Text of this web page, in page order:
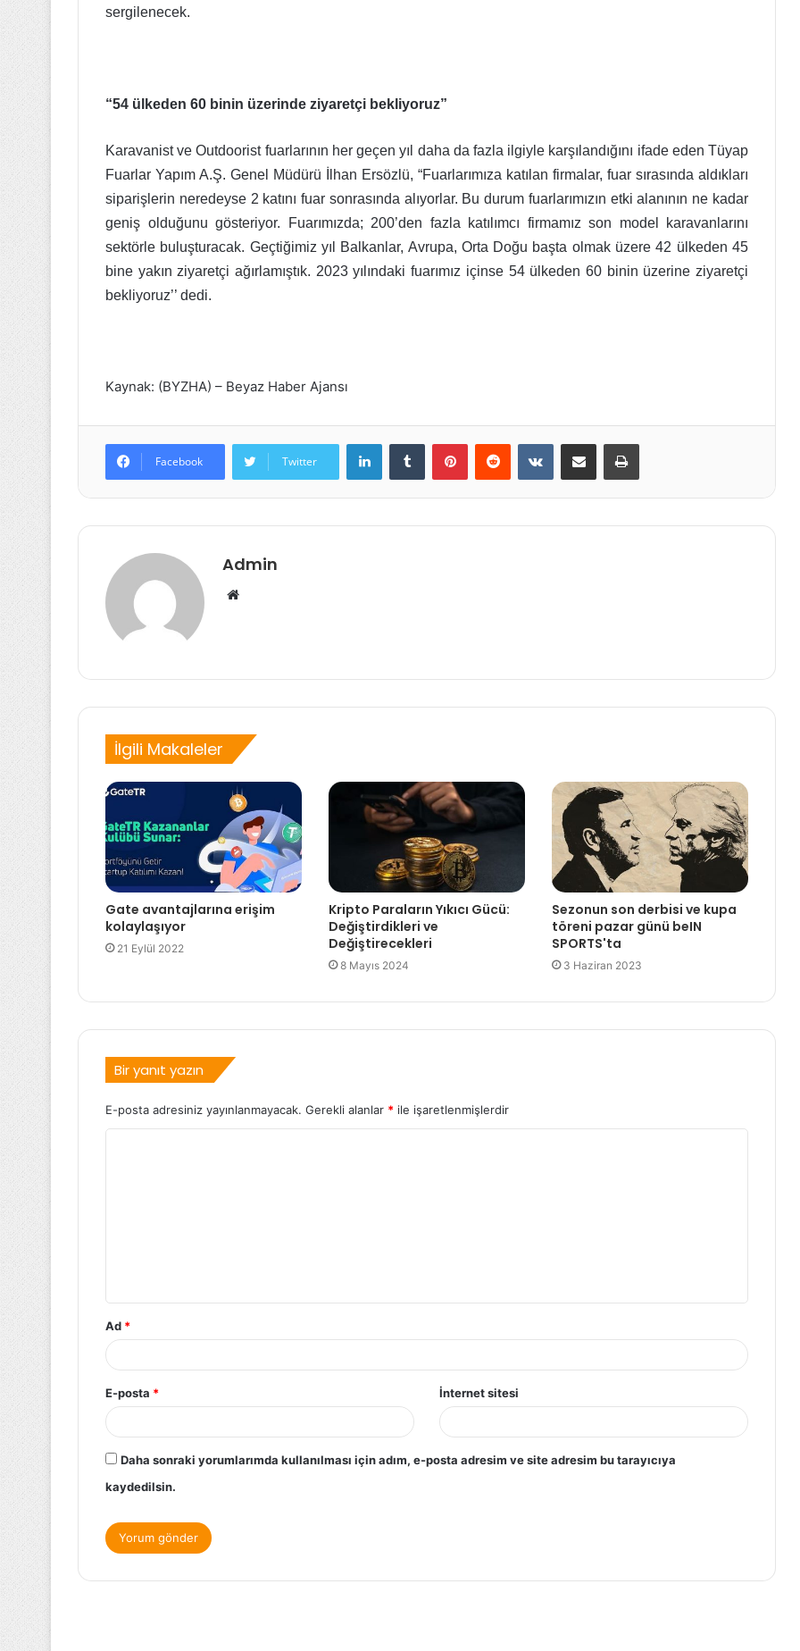
sergilenecek.
“54 ülkeden 60 binin üzerinde ziyaretçi bekliyoruz”
Karavanist ve Outdoorist fuarlarının her geçen yıl daha da fazla ilgiyle karşılandığını ifade eden Tüyap
Fuarlar Yapım A.Ş. Genel Müdürü İlhan Ersözlü, “Fuarlarımıza katılan firmalar, fuar sırasında aldıkları
siparişlerin neredeyse 2 katını fuar sonrasında alıyorlar. Bu durum fuarlarımızın etki alanının ne kadar
geniş olduğunu gösteriyor. Fuarımızda; 200’den fazla katılımcı firmamız son model karavanlarını
sektörle buluşturacak. Geçtiğimiz yıl Balkanlar, Avrupa, Orta Doğu başta olmak üzere 42 ülkeden 45
bine yakın ziyaretçi ağırlamıştık. 2023 yılındaki fuarımız içinse 54 ülkeden 60 binin üzerine ziyaretçi
bekliyoruz’’ dedi.
Kaynak: (BYZHA) – Beyaz Haber Ajansı
Facebook Twitter
LinkedInTumblr PinterestReddit VKontakteE-Posta ile paylaş Yazdır
Admin
Web
İlgili Makaleler
Gate avantajlarına erişim
kolaylaşıyor
21 Eylül 2022
Kripto Paraların Yıkıcı Gücü:
Değiştirdikleri ve
Değiştirecekleri
8 Mayıs 2024
Sezonun son derbisi ve kupa
töreni pazar günü beIN
SPORTS'ta
3 Haziran 2023
Bir yanıt yazın
E-posta adresiniz yayınlanmayacak. Gerekli alanlar * ile işaretlenmişlerdir
Ad *
E-posta * İnternet sitesi
Daha sonraki yorumlarımda kullanılması için adım, e-posta adresim ve site adresim bu tarayıcıya
kaydedilsin.